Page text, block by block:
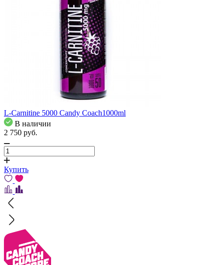
L-Carnitine 5000 Candy Coach1000ml
В наличии
2 750 pуб.
Купить